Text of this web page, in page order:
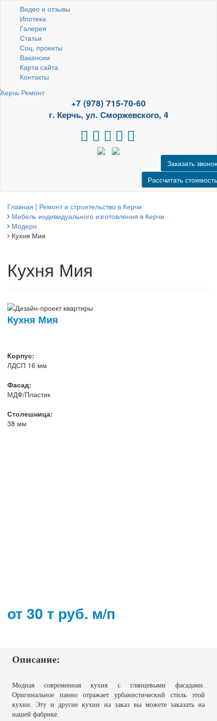
Видео и отзывы
Ипотека
Галерея
Статьи
Соц. проекты
Вакансии
Карта сайта
Контакты
+7 (978) 715-70-60
г. Керчь, ул. Сморжевского, 4
Заказать звонок
Рассчитать стоимость
Главная | Ремонт и строительство в Керчи
Мебель индивидуального изготовления в Керчи
Модерн
Кухня Мия
Кухня Мия
Кухня Мия
Корпус:
ЛДСП 16 мм
Фасад:
МДФ/Пластик
Столешница:
38 мм
от 30 т руб. м/п
Описание:
Модная современная кухня с глянцевыми фасадами.
Оригинальное панно отражает урбанистический стиль этой
кухни. Эту и другие кухни на заказ вы можете заказать на
нашей фабрике.